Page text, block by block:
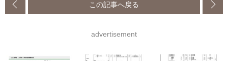
この記事へ戻る
advertisement